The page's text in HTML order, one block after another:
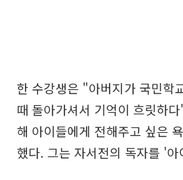
한 수강생은 "아버지가 국민학
때 돌아가셔서 기억이 흐릿하
해 아이들에게 전해주고 싶은
했다. 그는 자서전의 독자를 '